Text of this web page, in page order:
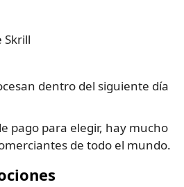
Skrill
dentro del siguiente día
pago para elegir, hay mucho
de todo el mundo.